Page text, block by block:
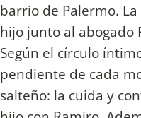
barrio de Palermo.
hijo junto al abogado
Según el círculo
pendiente de cada
salteño: la cuida y